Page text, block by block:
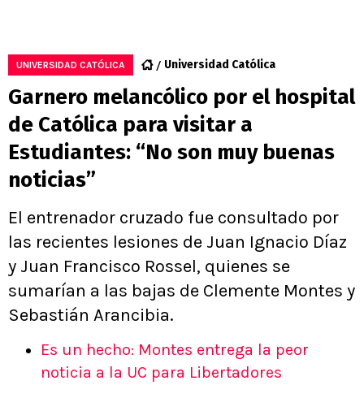
UNIVERSIDAD CATÓLICA Universidad Católica
Garnero melancólico por el hospital
de Católica para visitar a
Estudiantes: “No son muy buenas
noticias”
El entrenador cruzado fue consultado por
las recientes lesiones de Juan Ignacio Díaz
y Juan Francisco Rossel, quienes se
sumarían a las bajas de Clemente Montes y
Sebastián Arancibia.
Es un hecho: Montes entrega la peor
noticia a la UC para Libertadores